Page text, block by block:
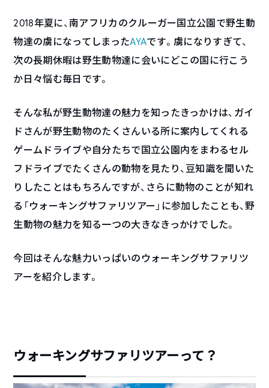
2018年夏に、南アフリカのクルーガー国立公園で野生動
物達の虜になってしまったAYAです。虜になりすぎて、
次の長期休暇は野生動物達に会いにどこの国に行こう
か日々悩む毎日です。
そんな私が野生動物達の魅力を知ったきっかけは、ガイ
ドさんが野生動物のたくさんいる所に案内してくれる
ゲームドライブや自分たちで国立公園内をまわるセル
フドライブでたくさんの動物を見たり、豆知識を聞いた
りしたことはもちろんですが、さらに動物のことが知れ
る「ウォーキングサファリツアー」に参加したことも、野
生動物の魅力を知る一つの大きなきっかけでした。
今回はそんな魅力いっぱいのウォーキングサファリツ
アーを紹介します。
ウォーキングサファリツアーって？